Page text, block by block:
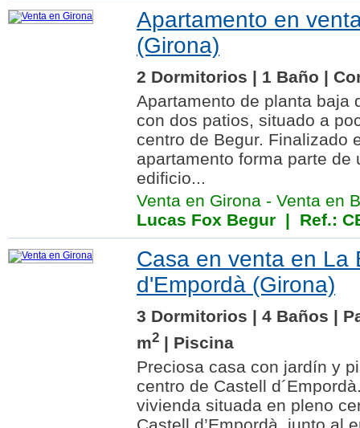
Apartamento en
(Girona)
2 Dormitorios | 1 Baño |
Apartamento de planta baja
con dos patios, situado a
centro de Begur. Finalizado
apartamento forma parte de
edificio...
Venta en Girona - Venta en
Lucas Fox Begur | Ref.:
Casa en venta en La
d'Empordà (Girona)
3 Dormitorios | 4 Baños |
m2 | Piscina
Preciosa casa con jardín y
centro de Castell
vivienda situada en pleno
Castell d’Empordà, junto al